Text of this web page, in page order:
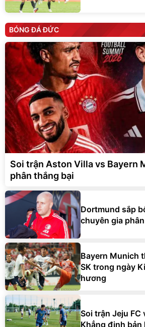
BÓNG ĐÁ ĐỨC
Soi trận Aston Villa vs Bayern
phân thắng bại
Dortmund sắp
chuyên gia
Bayern Munich
SK trong ngày
hương
Soi trận Jeju FC
Khẳng định bản